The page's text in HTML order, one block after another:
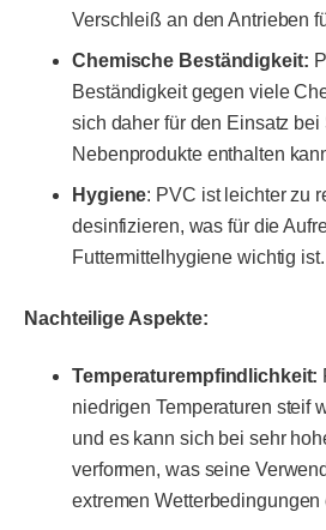
Verschleiß an den Antrieben
Chemische Beständigkeit:
Beständigkeit gegen viele
sich daher für den Einsatz
Nebenprodukte enthalten
Hygiene: PVC ist leichter zu
desinfizieren, was für die
Futtermittelhygiene wichtig ist.
Nachteilige Aspekte:
Temperaturempfindlichkeit:
niedrigen Temperaturen steif
und es kann sich bei sehr
verformen, was seine
extremen